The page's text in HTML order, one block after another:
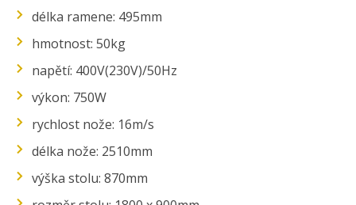
délka ramene: 495mm
hmotnost: 50kg
napětí: 400V(230V)/50Hz
výkon: 750W
rychlost nože: 16m/s
délka nože: 2510mm
výška stolu: 870mm